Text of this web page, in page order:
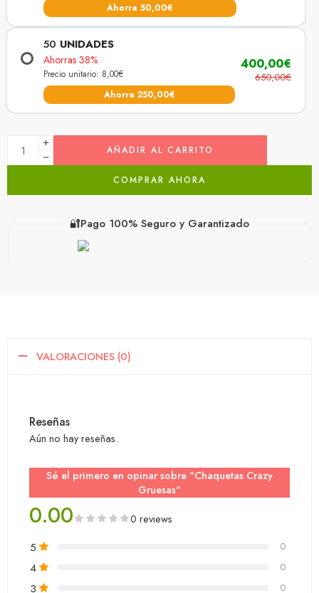
Ahorra 50,00€
50 UNIDADES
Ahorras 38%
Precio unitario: 8,00€
Ahorra 250,00€
400,00€
650,00€
AÑADIR AL CARRITO
COMPRAR AHORA
🔐Pago 100% Seguro y Garantizado
VALORACIONES (0)
0.00 0 reviews
5 0
4 0
3 0
Sé el primero en opinar sobre "Chaquetas Crazy
Gruesas"
Reseñas
Aún no hay reseñas.